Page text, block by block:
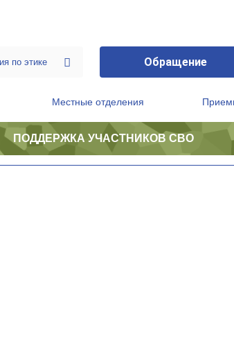
Обращение
Местные отделения
ПОДДЕРЖКА УЧАСТНИКОВ СВО